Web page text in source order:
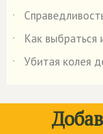
˙
˙
Как выбраться
˙
Убитая колея